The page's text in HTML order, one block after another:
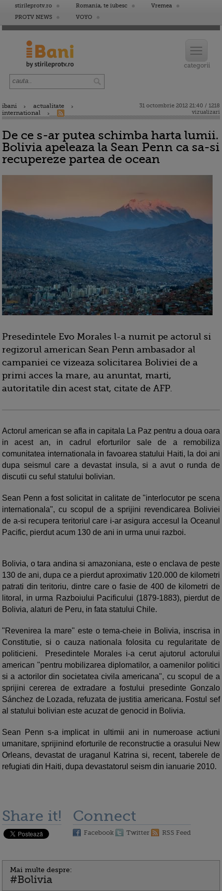
stirileprotv.ro Romania, te iubesc
Vremea
PROTV NEWS
VOYO
ibani
actualitate
international
31 octombrie 2012 21:40 / 1218
vizualizari
De ce s-ar putea schimba harta lumii.
Bolivia apeleaza la Sean Penn ca sa-si
recupereze partea de ocean
Presedintele Evo Morales l-a numit pe actorul si
regizorul american Sean Penn ambasador al
campaniei ce vizeaza solicitarea Boliviei de a
primi acces la mare, au anuntat, marti,
autoritatile din acest stat, citate de AFP.
Actorul american se afla in capitala La Paz pentru a doua oara
in acest an, in cadrul eforturilor sale de a remobiliza
comunitatea internationala in favoarea statului Haiti, la doi ani
dupa seismul care a devastat insula, si a avut o runda de
discutii cu seful statului bolivian.
Sean Penn a fost solicitat in calitate de "interlocutor pe scena
internationala", cu scopul de a sprijini revendicarea Boliviei
de a-si recupera teritoriul care i-ar asigura accesul la Oceanul
Pacific, pierdut acum 130 de ani in urma unui razboi.
Bolivia, o tara andina si amazoniana, este o enclava de peste
130 de ani, dupa ce a pierdut aproximativ 120.000 de kilometri
patrati din teritoriu, dintre care o fasie de 400 de kilometri de
litoral, in urma Razboiului Pacificului (1879-1883), pierdut de
Bolivia, alaturi de Peru, in fata statului Chile.
"Revenirea la mare" este o tema-cheie in Bolivia, inscrisa in
Constitutie, si o cauza nationala folosita cu regularitate de
politicieni. Presedintele Morales i-a cerut ajutorul actorului
american "pentru mobilizarea diplomatilor, a oamenilor politici
si a actorilor din societatea civila americana", cu scopul de a
sprijini cererea de extradare a fostului presedinte Gonzalo
Sánchez de Lozada, refuzata de justitia americana. Fostul sef
al statului bolivian este acuzat de genocid in Bolivia.
Sean Penn s-a implicat in ultimii ani in numeroase actiuni
umanitare, sprijinind eforturile de reconstructie a orasului New
Orleans, devastat de uraganul Katrina si, recent, taberele de
refugiati din Haiti, dupa devastatorul seism din ianuarie 2010.
Share it! Connect
Facebook Twitter RSS Feed
Mai multe despre:
#Bolivia